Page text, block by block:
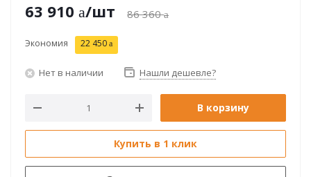
63 910 /шт 86 360
Экономия 22 450
Нет в наличии Нашли дешевле?
В корзину
Купить в 1 клик